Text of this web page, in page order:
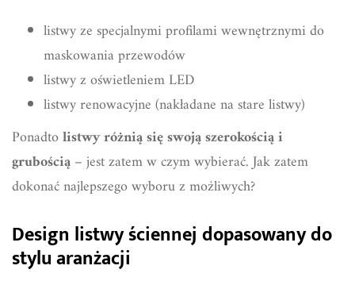
listwy ze specjalnymi profilami wewnętrznymi do
maskowania przewodów
listwy z oświetleniem LED
listwy renowacyjne (nakładane na stare listwy)
Ponadtolistwy różnią się swoją szerokością i
grubością– jest zatem w czym wybierać. Jak zatem
dokonać najlepszego wyboru z możliwych?
Design listwy ściennej dopasowany do
stylu aranżacji